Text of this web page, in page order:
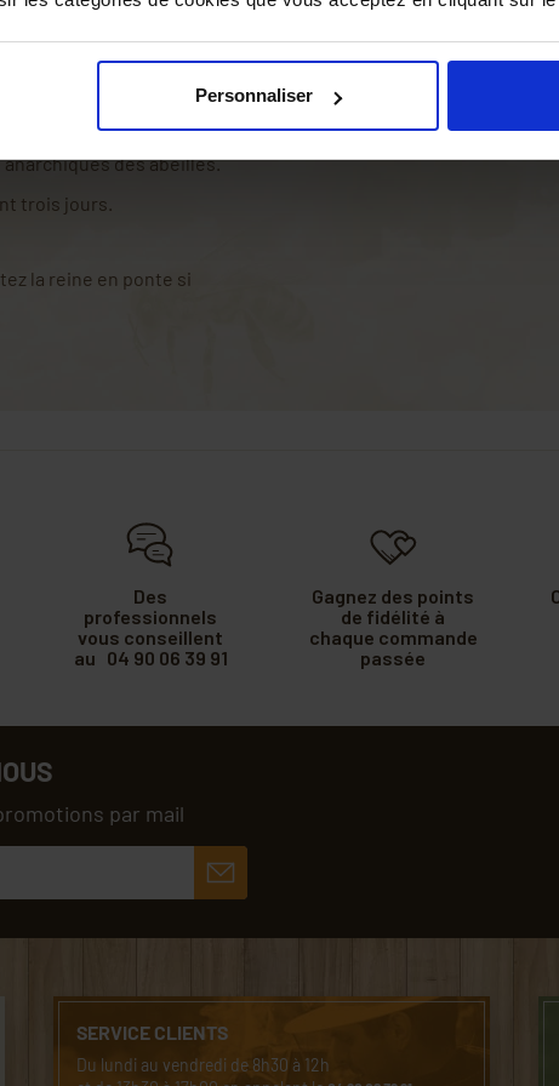
Personnaliser
production et protégez le
des abeilles.
trois jours.
la reine en ponte si
Des
professionnels
vous conseillent
au 04 90 06 39 91
Gagnez des points
de fidélité à
chaque commande
passée
par mail
SERVICE CLIENTS
Du lundi au vendredi de 8h30 à 12h